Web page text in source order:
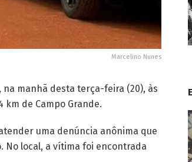
Marcelino Nunes
manhã desta terça-feira (20), às
km de Campo Grande.
uma denúncia anônima que
No local, a vítima foi encontrada